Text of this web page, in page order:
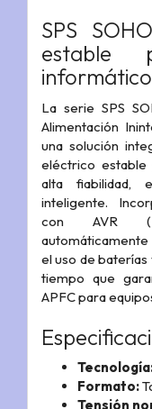
SPS
estable
La serie SPS
Alimentación
una solución
eléctrico estable
alta fiabilidad,
inteligente.
con AVR
el uso de baterías
tiempo que
APFC para
Formato:
Tensión